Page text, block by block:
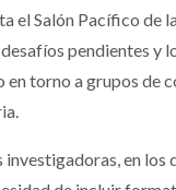
el Salón Pacífico de
pendientes y
torno a grupos de
investigadoras, en los